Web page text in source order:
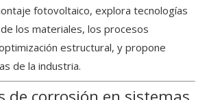
fotovoltaico, explora tecnologías
los materiales, los procesos
estructural, y propone
de la industria.